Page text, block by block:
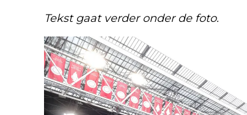
Tekst gaat verder onder de foto.